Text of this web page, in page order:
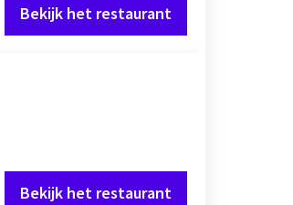
Bekijk het restaurant
Bekijk het restaurant